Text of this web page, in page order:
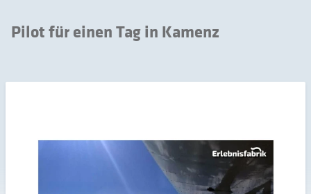
Pilot für einen Tag in Kamenz